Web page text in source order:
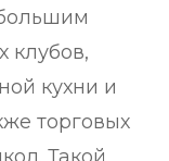
клубов,
кухни и
торговых